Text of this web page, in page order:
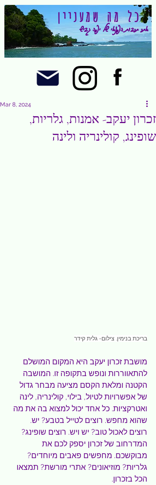
אתר תרבות הפנאי של יפה גביש
כל מה שמעניין
זכרון יעקב- אמנות, גלריות,
שופינג, קולינריה ולינה
Mar 8, 2024
בריכת בנימין. צילום- גלית קידר
מושבת זכרון יעקב היא המקום המושלם
להתאווררות ונופש בתקופה זו. המושבה
הקטנה ומלאת הקסם מציעה מבחר גדול
של אפשרויות לטיול, בילוי, קולינריה, לינה
ואטרקציות. כל אחד יכול למצוא בה את מה
שהוא מחפש. רוצים לטייל בטבע? יש.
רוצים לאכול טוב? יש ויש. רוצים שופינג?
המדרחוב של זכרון יספק לכם את
מבוקשכם. מחפשים פאבים מיוחדים?
גלריות? מוזיאונים? אתרי מורשת? תמצאו
הכל בזכרון.